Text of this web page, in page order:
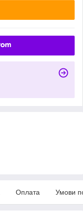
Оплата Умови